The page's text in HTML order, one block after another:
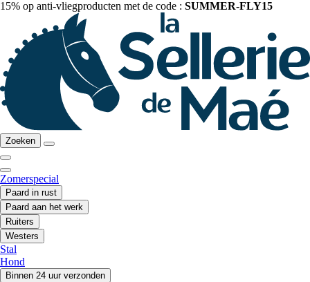
15% op anti-vliegproducten met de code : SUMMER-FLY15
Zoeken
Zomerspecial
Paard in rust
Paard aan het werk
Ruiters
Westers
Stal
Hond
Binnen 24 uur verzonden